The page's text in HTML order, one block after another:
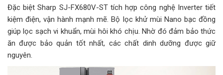
Đặc biệt Sharp SJ-FX680V-ST tích hợp công nghệ Inverter tiết
kiệm điện, vận hành mạnh mẽ. Bộ lọc khử mùi Nano bạc đồng
giúp lọc sạch vi khuẩn, mùi hôi khó chịu. Nhờ đó đảm bảo thức
ăn được bảo quản tốt nhất, các chất dinh dưỡng được giữ
nguyên.